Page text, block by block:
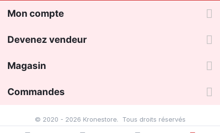
Mon compte
Devenez vendeur
Magasin
Commandes
© 2020 - 2026 Kronestore. Tous droits réservés